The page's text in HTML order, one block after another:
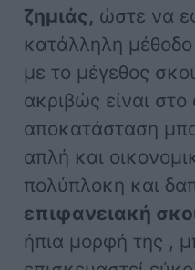
ζημιάς, ώστε να
κατάλληλη
με το μέγεθος
ακριβώς είναι στο
αποκατάσταση
απλή και
πολύπλοκη και
επιφανειακή
ήπια μορφή της ,